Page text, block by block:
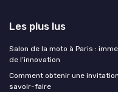
Les plus lus
Salon de la moto à Paris :
de l’innovation
Comment obtenir une
savoir-faire